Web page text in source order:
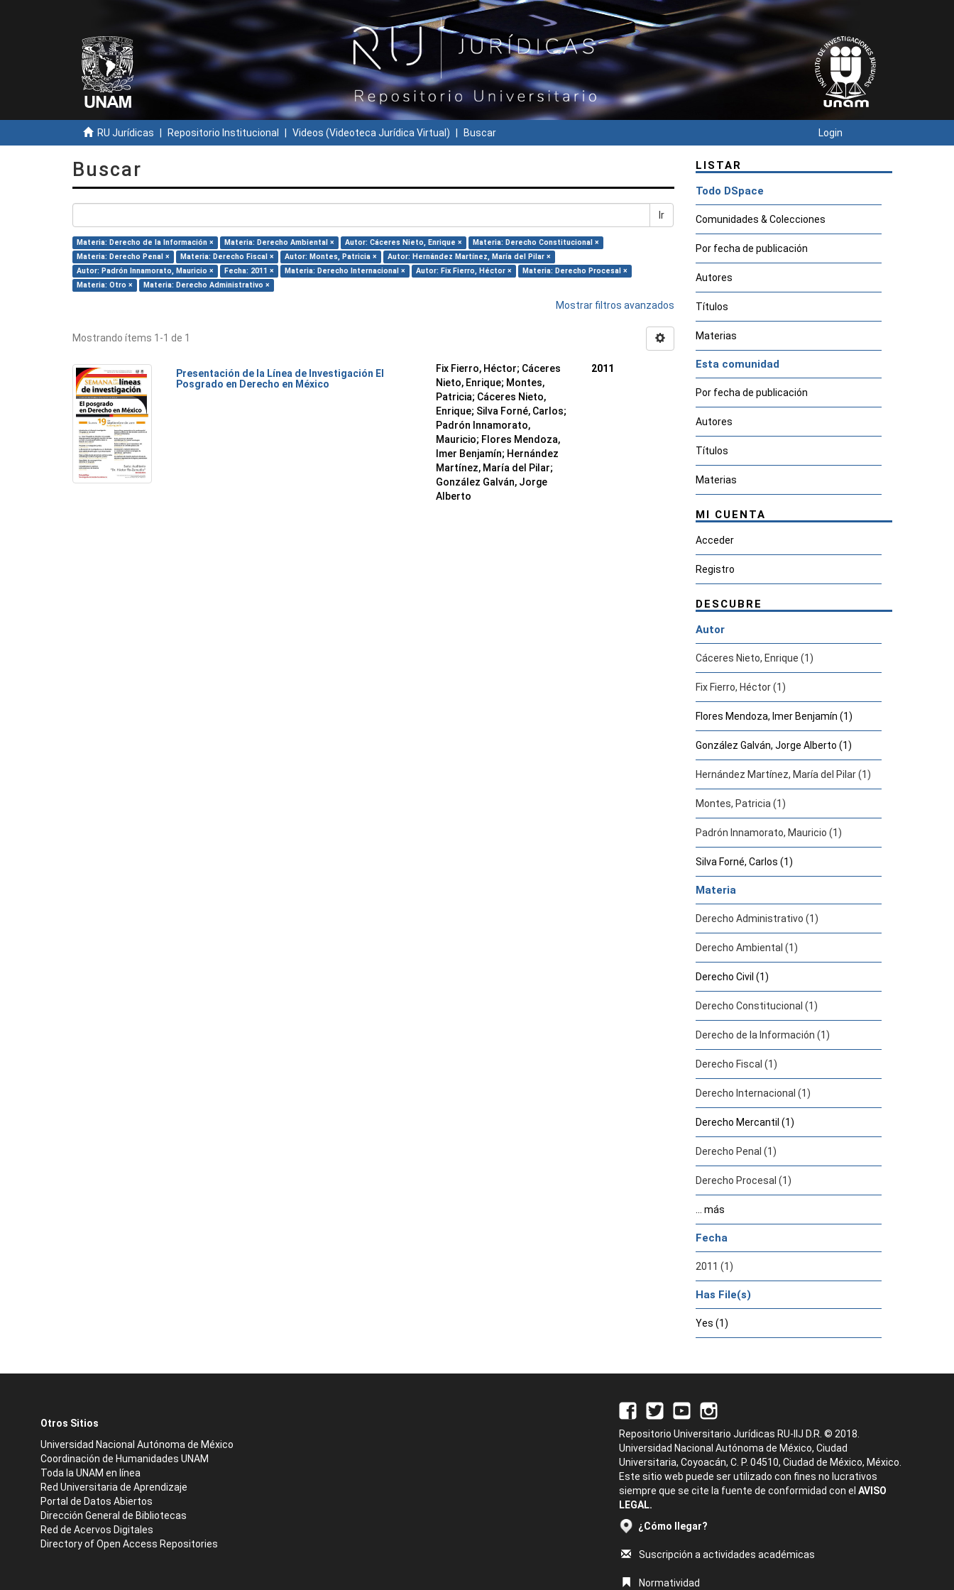
RU Jurídicas Repositorio Institucional Videos (Videoteca Jurídica Virtual) Buscar Login
Buscar
Ir
Materia: Derecho de la Información × Materia: Derecho Ambiental × Autor: Cáceres Nieto, Enrique ×
Materia: Derecho Constitucional ×
Materia: Derecho Penal ×
Materia: Derecho Fiscal × Autor: Montes, Patricia ×
Autor: Hernández Martínez, María del Pilar ×
Autor: Padrón Innamorato, Mauricio ×
Fecha: 2011 × Materia: Derecho Internacional × Autor: Fix Fierro, Héctor ×
Materia: Derecho Procesal ×
Materia: Otro ×
Materia: Derecho Administrativo ×
Mostrar filtros avanzados
Mostrando ítems 1-1 de 1
Presentación de la Línea de Investigación El
Posgrado en Derecho en México
Fix Fierro, Héctor; Cáceres
Nieto, Enrique; Montes,
Patricia; Cáceres Nieto,
Enrique; Silva Forné, Carlos;
Padrón Innamorato,
Mauricio; Flores Mendoza,
Imer Benjamín; Hernández
Martínez, María del Pilar;
González Galván, Jorge
Alberto
2011
LISTAR
Todo DSpace
Comunidades & Colecciones
Por fecha de publicación
Autores
Títulos
Materias
Esta comunidad
Por fecha de publicación
Autores
Títulos
Materias
MI CUENTA
Acceder
Registro
DESCUBRE
Autor
Cáceres Nieto, Enrique (1)
Fix Fierro, Héctor (1)
Flores Mendoza, Imer Benjamín (1)
González Galván, Jorge Alberto (1)
Hernández Martínez, María del Pilar (1)
Montes, Patricia (1)
Padrón Innamorato, Mauricio (1)
Silva Forné, Carlos (1)
Materia
Derecho Administrativo (1)
Derecho Ambiental (1)
Derecho Civil (1)
Derecho Constitucional (1)
Derecho de la Información (1)
Derecho Fiscal (1)
Derecho Internacional (1)
Derecho Mercantil (1)
Derecho Penal (1)
Derecho Procesal (1)
... más
Fecha
2011 (1)
Has File(s)
Yes (1)
Otros Sitios
Universidad Nacional Autónoma de México
Coordinación de Humanidades UNAM
Toda la UNAM en línea
Red Universitaria de Aprendizaje
Portal de Datos Abiertos
Dirección General de Bibliotecas
Red de Acervos Digitales
Directory of Open Access Repositories
Repositorio Universitario Jurídicas RU-IIJ D.R. © 2018.
Universidad Nacional Autónoma de México, Ciudad
Universitaria, Coyoacán, C. P. 04510, Ciudad de México, México.
Este sitio web puede ser utilizado con fines no lucrativos
siempre que se cite la fuente de conformidad con el AVISO
LEGAL.
¿Cómo llegar?
Suscripción a actividades académicas
Normatividad